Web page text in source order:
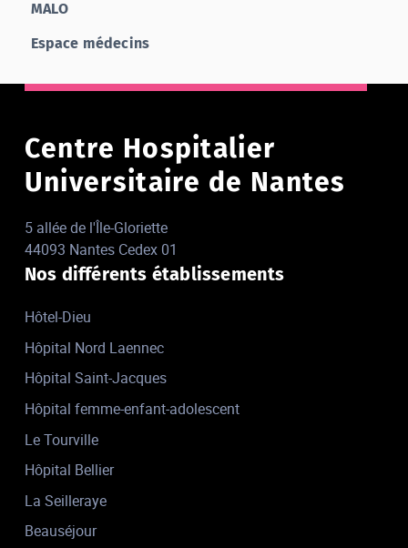
MALO
Espace médecins
Centre Hospitalier
Universitaire de Nantes
5 allée de l'Île-Gloriette
44093 Nantes Cedex 01
Nos différents établissements
Hôtel-Dieu
Hôpital Nord Laennec
Hôpital Saint-Jacques
Hôpital femme-enfant-adolescent
Le Tourville
Hôpital Bellier
La Seilleraye
Beauséjour